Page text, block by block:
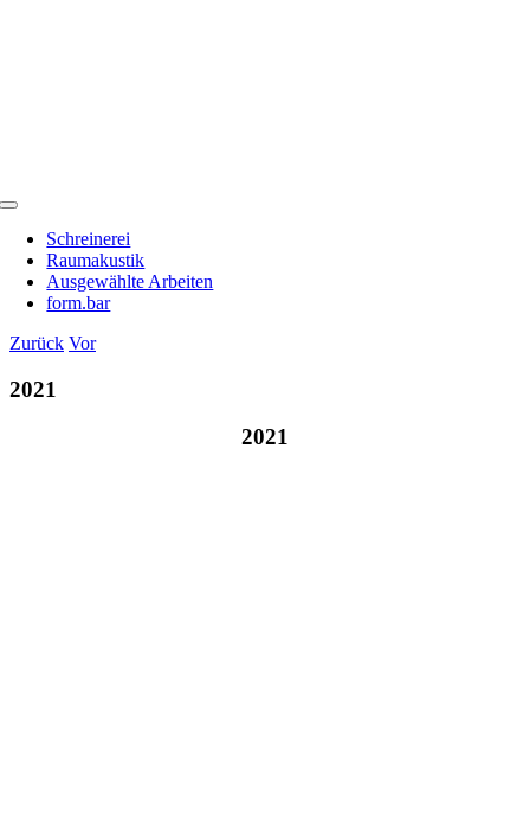
Toggle
NavigationSchreinerei
Raumakustik
Ausgewählte Arbeiten
form.bar
Zurück Vor
2021
2021